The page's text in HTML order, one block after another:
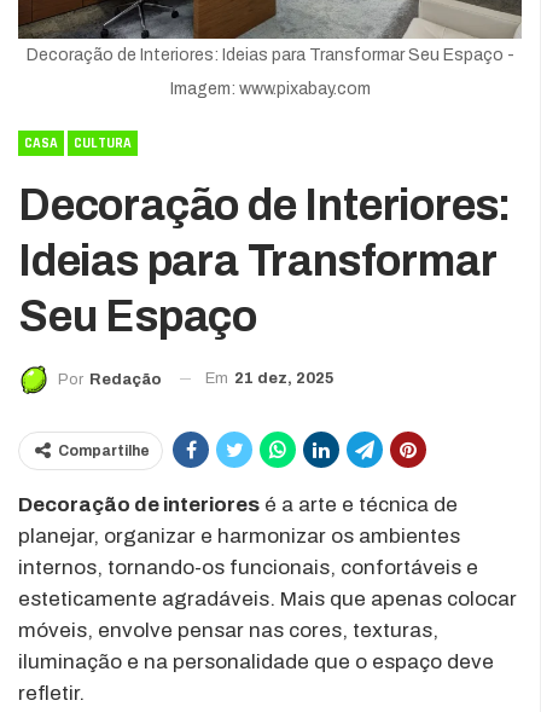
Decoração de Interiores: Ideias para Transformar Seu Espaço -
Imagem: www.pixabay.com
CASA CULTURA
Decoração de Interiores:
Ideias para Transformar
Seu Espaço
Por Redação Em 21 dez, 2025
Compartilhe
Decoração de interiores é a arte e técnica de
planejar, organizar e harmonizar os ambientes
internos, tornando-os funcionais, confortáveis e
esteticamente agradáveis. Mais que apenas colocar
móveis, envolve pensar nas cores, texturas,
iluminação e na personalidade que o espaço deve
refletir.